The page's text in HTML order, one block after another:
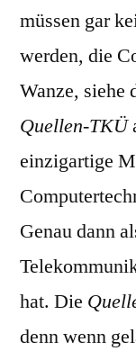
müssen gar
werden, die
Wanze, siehe
Quellen-TKÜ
einzigartige
Genau dann
hat. Die
denn wenn